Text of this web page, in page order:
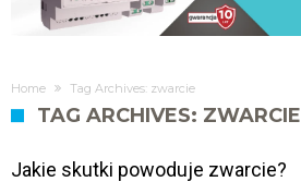
Home Tag Archives: zwarcie
TAG ARCHIVES: ZWARCIE
Jakie skutki powoduje zwarcie?